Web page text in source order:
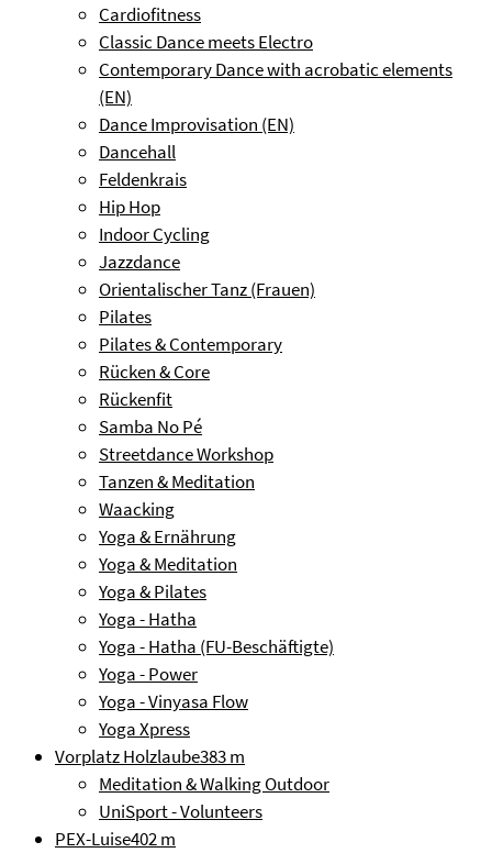
Cardiofitness
Classic Dance meets Electro
Contemporary Dance with acrobatic elements
(EN)
Dance Improvisation (EN)
Dancehall
Feldenkrais
Hip Hop
Indoor Cycling
Jazzdance
Orientalischer Tanz (Frauen)
Pilates
Pilates & Contemporary
Rücken & Core
Rückenfit
Samba No Pé
Streetdance Workshop
Tanzen & Meditation
Waacking
Yoga & Ernährung
Yoga & Meditation
Yoga & Pilates
Yoga - Hatha
Yoga - Hatha (FU-Beschäftigte)
Yoga - Power
Yoga - Vinyasa Flow
Yoga Xpress
Vorplatz Holzlaube383 m
Meditation & Walking Outdoor
UniSport - Volunteers
PEX-Luise402 m